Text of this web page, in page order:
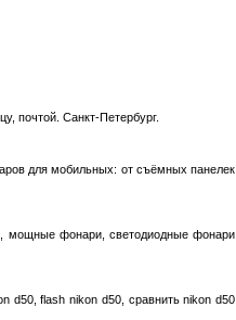
почтой. Санкт-Петербург.
для мобильных: от съёмных панелек,
мощные фонари, светодиодные фонари,
d50, flash nikon d50, сравнить nikon d50,